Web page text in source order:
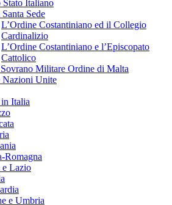
Stato Italiano
Sede
L’Ordine Costantiniano ed il Collegio
Cardinalizio
L’Ordine Costantiniano e l’Episcopato
Cattolico
Militare Ordine di Malta
Nazioni Unite
Italia
Romagna
e Lazio
e Umbria